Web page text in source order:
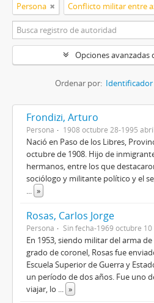
Persona
Opciones avanzadas
Ordenar por: Identificador
Frondizi, Arturo
Persona 1908 octubre 28-1995
Nació en Paso de los Libres,
octubre de 1908. Hijo de
hermanos, entre los que
sociólogo y militante político y el
... »
Rosas, Carlos Jorge
Persona Sin fecha-1969 octubre 10
En 1953, siendo militar del arma
grado de coronel, Rosas fue
Escuela Superior de Guerra y
un período de dos años. Fue uno
viajar, lo ... »